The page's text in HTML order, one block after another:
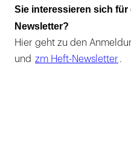
Sie interessieren sich
Newsletter?
Hier geht zu den
und zm Heft-Newsletter .